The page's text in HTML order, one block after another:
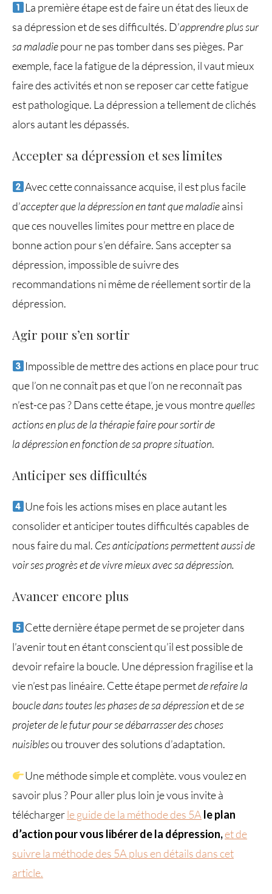
La première étape est de faire un état des lieux de
sa dépression et de ses difficultés. D’apprendre plus sur
sa maladiepour ne pas tomber dans ses pièges. Par
exemple, face la fatigue de la dépression, il vaut mieux
faire des activités et non se reposer car cette fatigue
est pathologique. La dépression a tellement de clichés
alors autant les dépassés.
Accepter sa dépression et ses limites
Avec cette connaissance acquise, il est plus facile
d’accepter que la dépression en tant que maladieainsi
que ces nouvelles limites pour mettre en place de
bonne action pour s’en défaire. Sans accepter sa
dépression, impossible de suivre des
recommandations ni même de réellement sortir de la
dépression.
Agir pour s’en sortir
Impossible de mettre des actions en place pour truc
que l’on ne connaît pas et que l’on ne reconnaît pas
n’est-ce pas ? Dans cette étape, je vous montrequelles
actions en plus de la thérapie faire pour sortir de
ladépression en fonction de sa propre situation.
Anticiper ses difficultés
Une fois les actions mises en place autant les
consolider et anticiper toutes difficultés capables de
nous faire du mal. Ces anticipations permettent aussi de
voir ses progrès et de vivre mieux avec sa dépression.
Avancer encore plus
Cette dernière étape permet de se projeter dans
l’avenir tout en étant conscient qu’il est possible de
devoir refaire la boucle. Une dépression fragilise et la
vie n’est pas linéaire. Cette étape permetde refaire la
boucle dans toutes les phases de sa dépressionet dese
projeter de le futur pour se débarrasser des choses
nuisiblesou trouver des solutions d’adaptation.
Une méthode simple et complète. vous voulez en
savoir plus ? Pour aller plus loin je vous invite à
téléchargerle guide de la méthode des 5A le plan
d’action pour vous libérer de la dépression,et de
suivre la méthode des 5A plus en détails dans cet
article.